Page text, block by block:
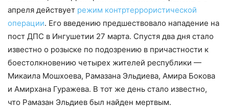
апреля действует режим контртеррористической
операции. Его введению предшествовало нападение на
пост ДПС в Ингушетии 27 марта. Спустя два дня стало
известно о розыске по подозрению в причастности к
боестолкновению четырех жителей республики —
Микаила Мошхоева, Рамазана Эльдиева, Амира Бокова
и Амирхана Гуражева. В тот же день стало известно,
что Рамазан Эльдиев был найден мертвым.